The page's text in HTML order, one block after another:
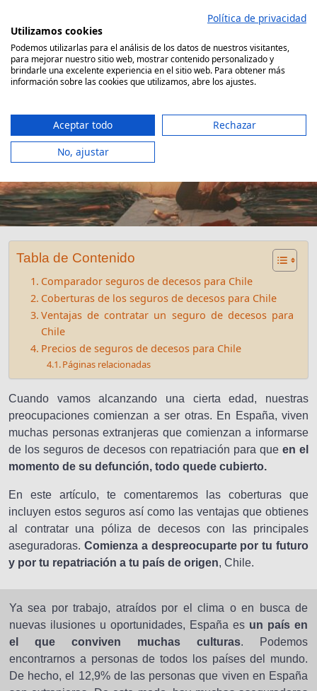
contenido
Comparador Seguro Decesos
Seguro de Decesos para Chile
Tabla de Contenido
Comparador seguros de decesos para Chile
Coberturas de los seguros de decesos para Chile
Ventajas de contratar un seguro de decesos para
Chile
Precios de seguros de decesos para Chile
Páginas relacionadas
Cuando vamos alcanzando una cierta edad, nuestras
preocupaciones comienzan a ser otras. En España, viven
muchas personas extranjeras que comienzan a informarse
de los seguros de decesos con repatriación para queen el
momento de su defunción, todo quede cubierto.
En este artículo, te comentaremos las coberturas que
incluyen estos seguros así como las ventajas que obtienes
al contratar una póliza de decesos con las principales
aseguradoras. Comienza a despreocuparte por tu futuro
y por tu repatriación a tu país de origen, Chile.
Ya sea por trabajo, atraídos por el clima o en busca de
nuevas ilusiones u oportunidades, España es un país en
el que conviven muchas culturas. Podemos
encontrarnos a personas de todos los países del mundo.
De hecho, el 12,9% de las personas que viven en España
Política de privacidad
Utilizamos cookies
Podemos utilizarlas para el análisis de los datos de nuestros visitantes,
para mejorar nuestro sitio web, mostrar contenido personalizado y
brindarle una excelente experiencia en el sitio web. Para obtener más
información sobre las cookies que utilizamos, abre los ajustes.
Aceptar todo
Rechazar
No, ajustar